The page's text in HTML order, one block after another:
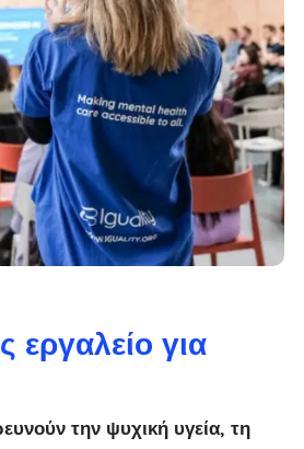
εργαλείο για
την ψυχική υγεία, τη